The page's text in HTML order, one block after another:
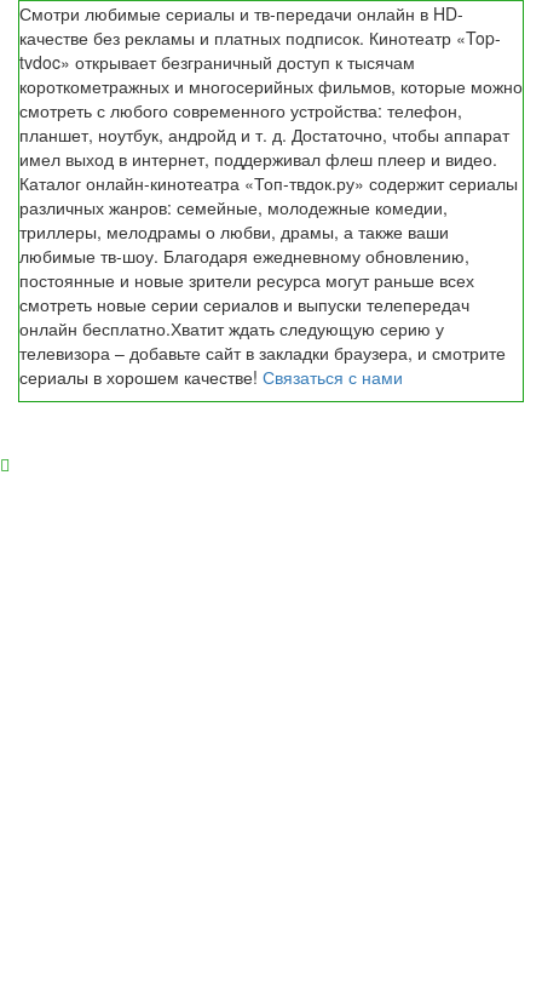
Смотри любимые сериалы и тв-передачи онлайн в HD-
качестве без рекламы и платных подписок. Кинотеатр «Top-
tvdoc» открывает безграничный доступ к тысячам
короткометражных и многосерийных фильмов, которые можно
смотреть с любого современного устройства: телефон,
планшет, ноутбук, андройд и т. д. Достаточно, чтобы аппарат
имел выход в интернет, поддерживал флеш плеер и видео.
Каталог онлайн-кинотеатра «Топ-твдок.ру» содержит сериалы
различных жанров: семейные, молодежные комедии,
триллеры, мелодрамы о любви, драмы, а также ваши
любимые тв-шоу. Благодаря ежедневному обновлению,
постоянные и новые зрители ресурса могут раньше всех
смотреть новые серии сериалов и выпуски телепередач
онлайн бесплатно.Хватит ждать следующую серию у
телевизора – добавьте сайт в закладки браузера, и смотрите
сериалы в хорошем качестве! Связаться с нами